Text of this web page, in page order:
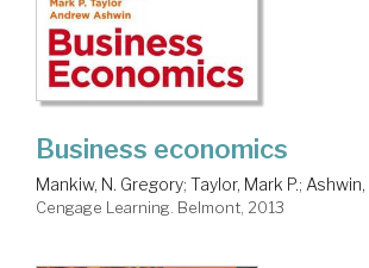
Business economics
Mankiw, N. Gregory; Taylor, Mark P.;
Cengage Learning. Belmont, 2013